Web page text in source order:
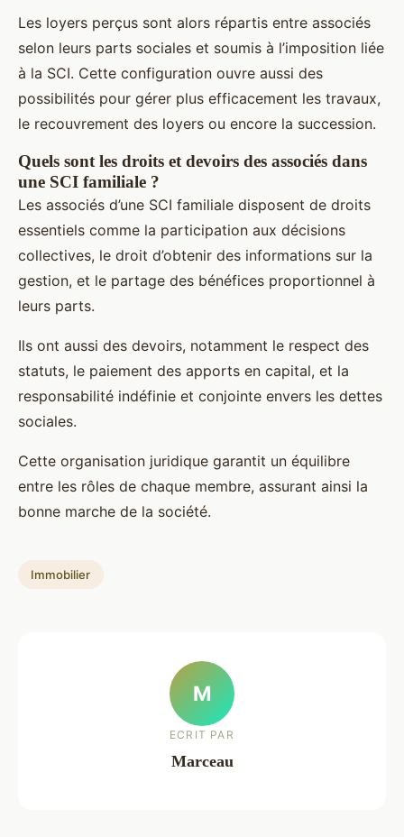
Les loyers perçus sont alors répartis entre associés
selon leurs parts sociales et soumis à l’imposition liée
à la SCI. Cette configuration ouvre aussi des
possibilités pour gérer plus efficacement les travaux,
le recouvrement des loyers ou encore la succession.
Quels sont les droits et devoirs des associés dans
une SCI familiale ?
Les associés d’une SCI familiale disposent de droits
essentiels comme la participation aux décisions
collectives, le droit d’obtenir des informations sur la
gestion, et le partage des bénéfices proportionnel à
leurs parts.
Ils ont aussi des devoirs, notamment le respect des
statuts, le paiement des apports en capital, et la
responsabilité indéfinie et conjointe envers les dettes
sociales.
Cette organisation juridique garantit un équilibre
entre les rôles de chaque membre, assurant ainsi la
bonne marche de la société.
Immobilier
M
ECRIT PAR
Marceau